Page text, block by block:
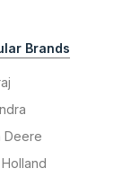
Brands
Deere